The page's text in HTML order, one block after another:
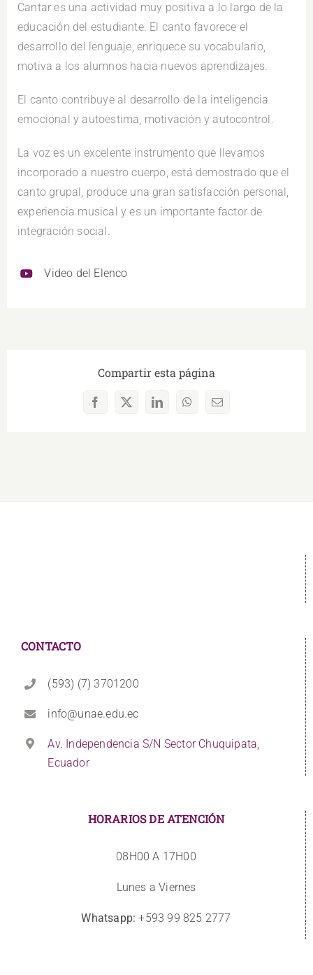
Cantar es una actividad muy positiva a lo largo de la
educación del estudiante. El canto favorece el
desarrollo del lenguaje, enriquece su vocabulario,
motiva a los alumnos hacia nuevos aprendizajes.
El canto contribuye al desarrollo de la inteligencia
emocional y autoestima, motivación y autocontrol.
La voz es un excelente instrumento que llevamos
incorporado a nuestro cuerpo, está demostrado que el
canto grupal, produce una gran satisfacción personal,
experiencia musical y es un importante factor de
integración social.
Video del Elenco
Compartir esta página
Facebook
X LinkedInWhatsAppCorreo
CONTACTO
(593) (7) 3701200
info@unae.edu.ec
Av. Independencia S/N Sector Chuquipata,
Ecuador
HORARIOS DE ATENCIÓN
08H00 A 17H00
Lunes a Viernes
Whatsapp: +593 99 825 2777